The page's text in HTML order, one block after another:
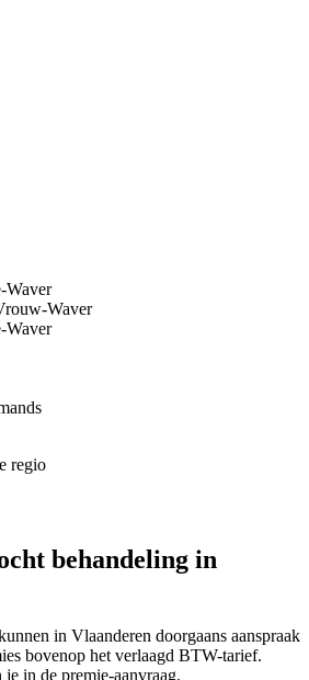
Waver
Waver
Waver
regio
behandeling in
in Vlaanderen doorgaans aanspraak
bovenop het verlaagd BTW-tarief.
in de premie-aanvraag.